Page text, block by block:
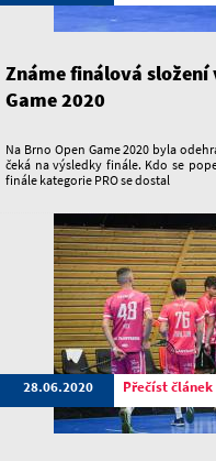
Známe finálová složení
Game 2020
Na Brno Open Game 2020 byla
čeká na výsledky finále. Kdo se
finále kategorie PRO se dostal
28.06.2020 Přečíst článek